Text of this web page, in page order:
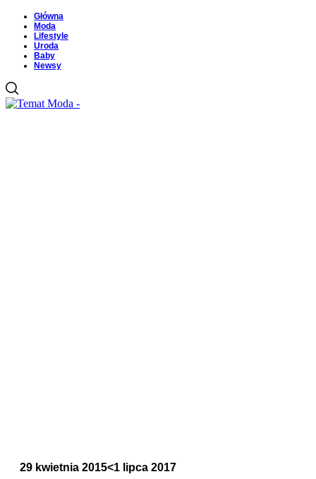
Główna
Moda
Lifestyle
Uroda
Baby
Newsy
29 kwietnia 2015<1 lipca 2017